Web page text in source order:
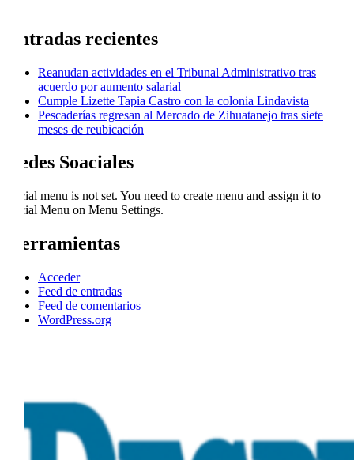
Entradas recientes
Reanudan actividades en el Tribunal Administrativo tras
acuerdo por aumento salarial
Cumple Lizette Tapia Castro con la colonia Lindavista
Pescaderías regresan al Mercado de Zihuatanejo tras siete
meses de reubicación
Redes Soaciales
Social menu is not set. You need to create menu and assign it to
Social Menu on Menu Settings.
Herramientas
Acceder
Feed de entradas
Feed de comentarios
WordPress.org